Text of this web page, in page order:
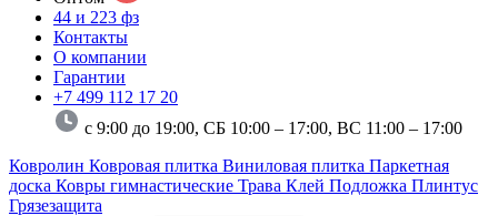
44 и 223 фз
Контакты
О компании
Гарантии
+7 499 112 17 20
с 9:00 до 19:00, СБ 10:00 – 17:00, ВС 11:00 – 17:00
Ковролин Ковровая плитка Виниловая плитка Паркетная
доска Ковры гимнастические Трава Клей Подложка Плинтус
Грязезащита